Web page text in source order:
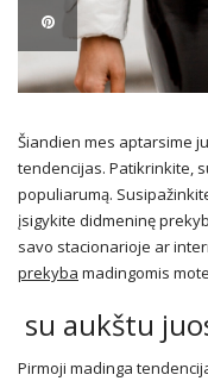
Šiandien mes aptarsime
tendencijas. Patikrinkite,
populiarumą.
įsigykite didmeninę
savo stacionarioje ar
prekyba madingomis
su aukštu
Pirmoji madinga